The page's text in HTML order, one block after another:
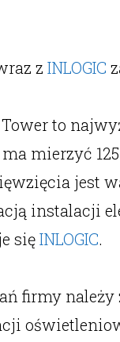
z INLOGIC
to
mierzyć
jest
instalacji
sięINLOGIC.
firmy